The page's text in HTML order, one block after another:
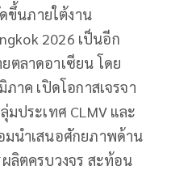
ดขึ้นภายใต้งาน
2026 เป็นอีก
ตลาดอาเซียน โดย
าค เปิดโอกาสเจรจา
ประเทศ CLMV และ
มนำเสนอศักยภาพด้าน
ลิตครบวงจร สะท้อน